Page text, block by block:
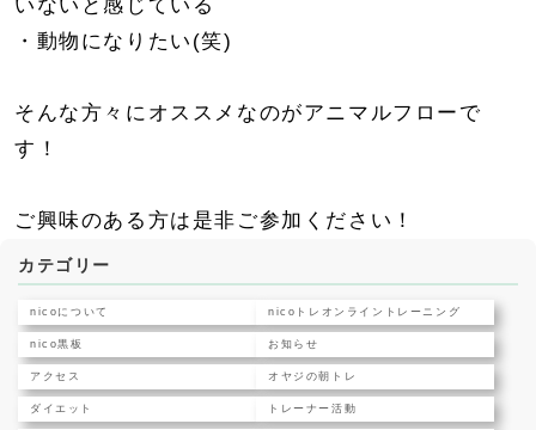
いないと感じている
・動物になりたい(笑)
そんな方々にオススメなのがアニマルフローで
す！
ご興味のある方は是非ご参加ください！
カテゴリー
nicoについて nicoトレオンライントレーニング
nico黒板 お知らせ
アクセス オヤジの朝トレ
ダイエット トレーナー活動